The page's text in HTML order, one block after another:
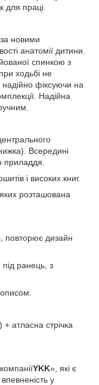
для праці.
новими
анатомії дитини.
спинкою з
ходьбі не
фіксуючи на
Надійна
Всередині
приладдя.
і високих книг.
яких розташована
повторює дизайн
ранець, з
атласна стрічка
YKK», які є
у